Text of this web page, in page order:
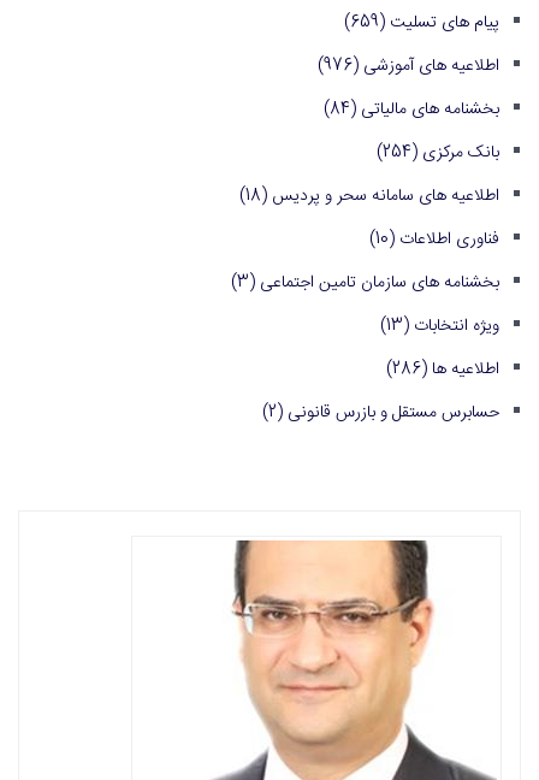
پیام های تسلیت (659)
اطلاعیه های آموزشی (976)
بخشنامه های مالیاتی (84)
بانک مرکزی (254)
اطلاعیه های سامانه سحر و پردیس (18)
فناوری اطلاعات (10)
بخشنامه های سازمان تامین اجتماعی (3)
ویژه انتخابات (13)
اطلاعیه ها (286)
حسابرس مستقل و بازرس قانونی (2)